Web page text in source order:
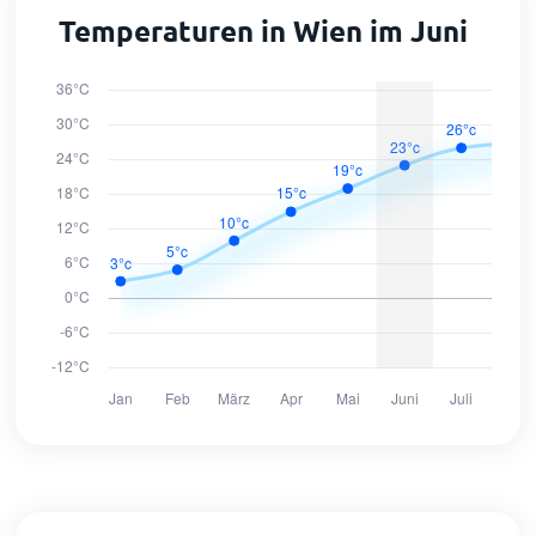
Temperaturen in Wien im Juni